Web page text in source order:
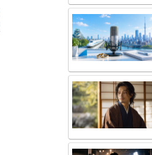
倶楽部のメリット
や割引特典と賢い
【2025
日倶楽
ア世代
しく！